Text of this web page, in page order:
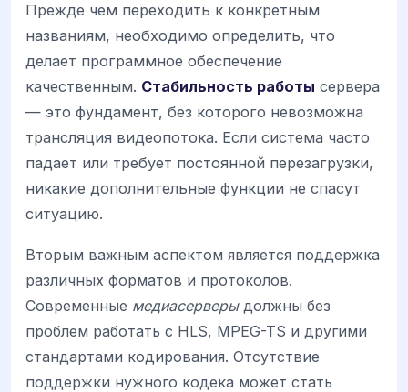
Прежде чем переходить к конкретным
названиям, необходимо определить, что
делает программное обеспечение
качественным. Стабильность работы сервера
— это фундамент, без которого невозможна
трансляция видеопотока. Если система часто
падает или требует постоянной перезагрузки,
никакие дополнительные функции не спасут
ситуацию.
Вторым важным аспектом является поддержка
различных форматов и протоколов.
Современные медиасерверыдолжны без
проблем работать с HLS, MPEG-TS и другими
стандартами кодирования. Отсутствие
поддержки нужного кодека может стать